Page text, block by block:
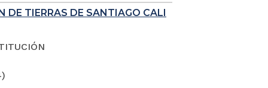
DE TIERRAS DE SANTIAGO CALI